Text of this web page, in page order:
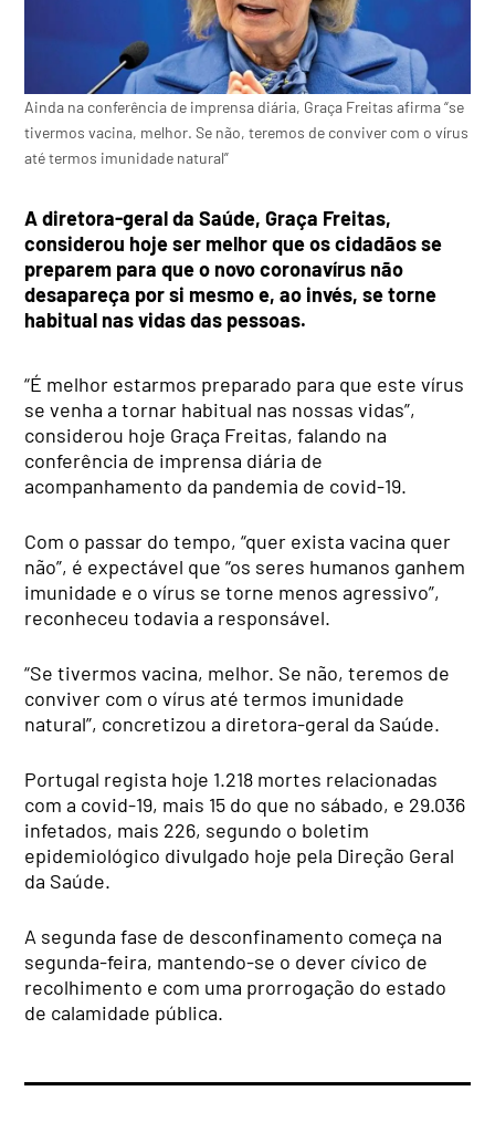
Ainda na conferência de imprensa diária, Graça Freitas afirma “se
tivermos vacina, melhor. Se não, teremos de conviver com o vírus
até termos imunidade natural”
A diretora-geral da Saúde, Graça Freitas,
considerou hoje ser melhor que os cidadãos se
preparem para que o novo coronavírus não
desapareça por si mesmo e, ao invés, se torne
habitual nas vidas das pessoas.
“É melhor estarmos preparado para que este vírus
se venha a tornar habitual nas nossas vidas”,
considerou hoje Graça Freitas, falando na
conferência de imprensa diária de
acompanhamento da pandemia de covid-19.
Com o passar do tempo, “quer exista vacina quer
não”, é expectável que “os seres humanos ganhem
imunidade e o vírus se torne menos agressivo”,
reconheceu todavia a responsável.
“Se tivermos vacina, melhor. Se não, teremos de
conviver com o vírus até termos imunidade
natural”, concretizou a diretora-geral da Saúde.
Portugal regista hoje 1.218 mortes relacionadas
com a covid-19, mais 15 do que no sábado, e 29.036
infetados, mais 226, segundo o boletim
epidemiológico divulgado hoje pela Direção Geral
da Saúde.
A segunda fase de desconfinamento começa na
segunda-feira, mantendo-se o dever cívico de
recolhimento e com uma prorrogação do estado
de calamidade pública.